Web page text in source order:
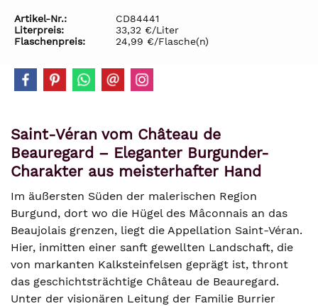
Artikel-Nr.:
CD84441
Literpreis:
33,32 €/Liter
Flaschenpreis:
24,99 €/Flasche(n)
Saint-Véran vom Château de
Beauregard – Eleganter Burgunder-
Charakter aus meisterhafter Hand
Im äußersten Süden der malerischen Region
Burgund, dort wo die Hügel des Mâconnais an das
Beaujolais grenzen, liegt die Appellation Saint-Véran.
Hier, inmitten einer sanft gewellten Landschaft, die
von markanten Kalksteinfelsen geprägt ist, thront
das geschichtsträchtige Château de Beauregard.
Unter der visionären Leitung der Familie Burrier